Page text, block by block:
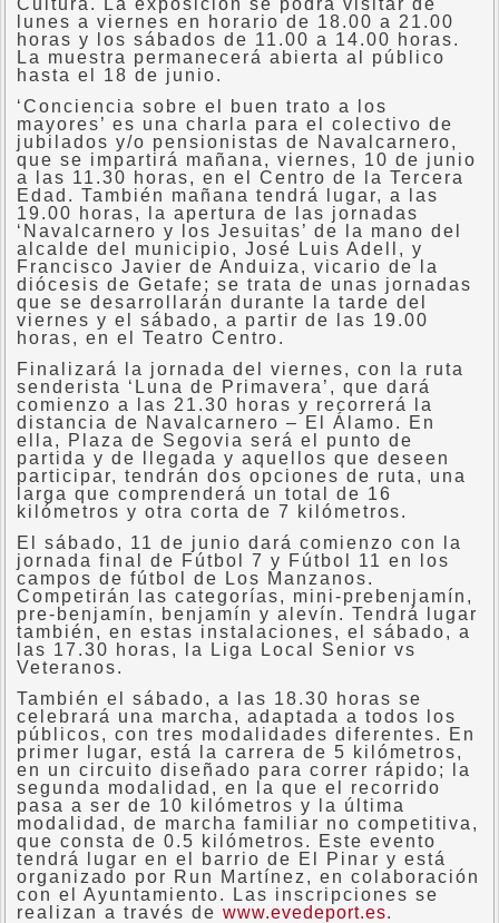
Cultura. La exposición se podrá visitar de
lunes a viernes en horario de 18.00 a 21.00
horas y los sábados de 11.00 a 14.00 horas.
La muestra permanecerá abierta al público
hasta el 18 de junio.
‘Conciencia sobre el buen trato a los
mayores’ es una charla para el colectivo de
jubilados y/o pensionistas de Navalcarnero,
que se impartirá mañana, viernes, 10 de junio
a las 11.30 horas, en el Centro de la Tercera
Edad. También mañana tendrá lugar, a las
19.00 horas, la apertura de las jornadas
‘Navalcarnero y los Jesuitas’ de la mano del
alcalde del municipio, José Luis Adell, y
Francisco Javier de Anduiza, vicario de la
diócesis de Getafe; se trata de unas jornadas
que se desarrollarán durante la tarde del
viernes y el sábado, a partir de las 19.00
horas, en el Teatro Centro.
Finalizará la jornada del viernes, con la ruta
senderista ‘Luna de Primavera’, que dará
comienzo a las 21.30 horas y recorrerá la
distancia de Navalcarnero – El Álamo. En
ella, Plaza de Segovia será el punto de
partida y de llegada y aquellos que deseen
participar, tendrán dos opciones de ruta, una
larga que comprenderá un total de 16
kilómetros y otra corta de 7 kilómetros.
El sábado, 11 de junio dará comienzo con la
jornada final de Fútbol 7 y Fútbol 11 en los
campos de fútbol de Los Manzanos.
Competirán las categorías, mini-prebenjamín,
pre-benjamín, benjamín y alevín. Tendrá lugar
también, en estas instalaciones, el sábado, a
las 17.30 horas, la Liga Local Senior vs
Veteranos.
También el sábado, a las 18.30 horas se
celebrará una marcha, adaptada a todos los
públicos, con tres modalidades diferentes. En
primer lugar, está la carrera de 5 kilómetros,
en un circuito diseñado para correr rápido; la
segunda modalidad, en la que el recorrido
pasa a ser de 10 kilómetros y la última
modalidad, de marcha familiar no competitiva,
que consta de 0.5 kilómetros. Este evento
tendrá lugar en el barrio de El Pinar y está
organizado por Run Martínez, en colaboración
con el Ayuntamiento. Las inscripciones se
realizan a través de www.evedeport.es.